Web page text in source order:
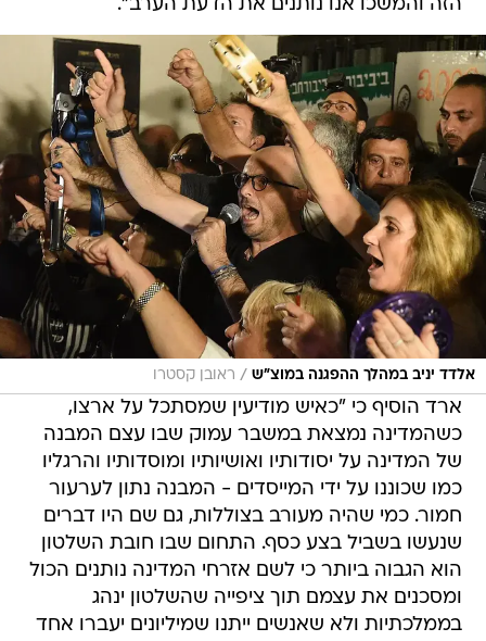
הזה והמשכו אנו נותנים את הדעת הערב".
אלדד יניב במהלך ההפגנה במוצ"ש / ראובן קסטרו
ארד הוסיף כי "כאיש מודיעין שמסתכל על ארצו,
כשהמדינה נמצאת במשבר עמוק שבו עצם המבנה
של המדינה על יסודותיו ואושיותיו ומוסדותיו והרגליו
כמו שכוננו על ידי המייסדים - המבנה נתון לערעור
חמור. כמי שהיה מעורב בצוללות, גם שם היו דברים
שנעשו בשביל בצע כסף. התחום שבו חובת השלטון
הוא הגבוה ביותר כי לשם אזרחי המדינה נותנים הכול
ומסכנים את עצמם תוך ציפייה שהשלטון ינהג
בממלכתיות ולא שאנשים ייתנו שמיליונים יעברו אחד